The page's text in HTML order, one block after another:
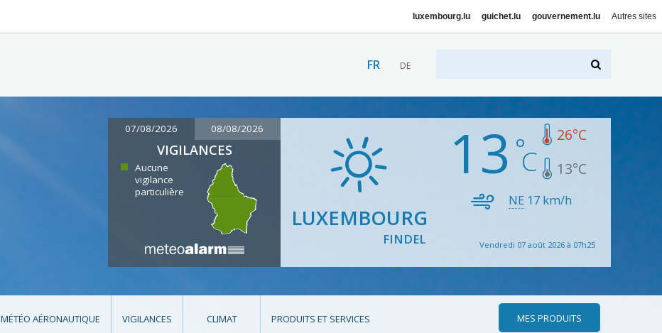
luxembourg.lu guichet.lu gouvernement.lu Autres sites
FR DE
07/08/2026 08/08/2026
VIGILANCES
Aucune
vigilance
particulière
LUXEMBOURG
FINDEL
13 26°C
13°C
NE 17 km/h
Vendredi 07 août 2026 à 07h25
MÉTÉO AÉRONAUTIQUE VIGILANCES CLIMAT PRODUITS ET SERVICES MES PRODUITS